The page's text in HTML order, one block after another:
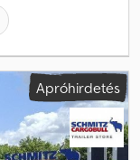
Apróhirdetés